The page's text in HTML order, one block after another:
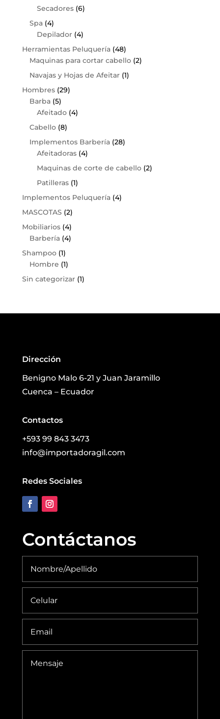
Secadores (6)
Spa (4)
Depilador (4)
Herramientas Peluquería (48)
Maquinas para cortar cabello (2)
Navajas y Hojas de Afeitar (1)
Hombres (29)
Barba (5)
Afeitado (4)
Cabello (8)
Implementos Barbería (28)
Afeitadoras (4)
Maquinas de corte de cabello (2)
Patilleras (1)
Implementos Peluquería (4)
MASCOTAS (2)
Mobiliarios (4)
Barbería (4)
Shampoo (1)
Hombre (1)
Sin categorizar (1)
Dirección
Benigno Malo 6-21 y Juan Jaramillo
Cuenca – Ecuador
Contactos
+593 99 843 3473
info@importadoragil.com
Redes Sociales
Contáctanos